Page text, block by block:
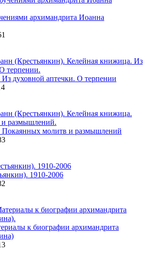
архимандрита Иоанна
духовной аптечки. О терпении
Покаянных молитв и размышлений
1910-2006
к биографии архимандрита